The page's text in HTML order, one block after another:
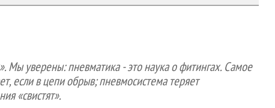
Мы уверены: пневматика - это наука о фитингах. Самое
если в цепи обрыв; пневмосистема теряет
«свистят».